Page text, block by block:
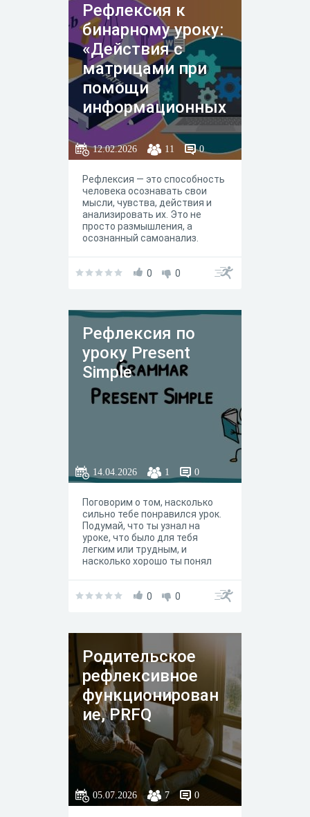
Рефлексия к
бинарному уроку:
«Действия с
матрицами при
помощи
информационных
технологий» для
ТОРА-23с
12.02.2026 11 0
Рефлексия — это способность
человека осознавать свои
мысли, чувства, действия и
анализировать их. Это не
просто размышления, а
осознанный самоанализ.
0 0
Рефлексия по
уроку Present
Simple
14.04.2026 1 0
Поговорим о том, насколько
сильно тебе понравился урок.
Подумай, что ты узнал на
уроке, что было для тебя
легким или трудным, и
насколько хорошо ты понял
учителю делать уроки
0 0
Родительское
рефлексивное
функционирован
ие, PRFQ
05.07.2026 7 0